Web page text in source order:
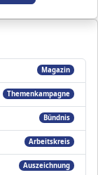
Magazin
Themenkampagne
Bündnis
Arbeitskreis
Auszeichnung